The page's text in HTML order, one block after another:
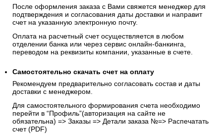
После оформления заказа с Вами свяжется менеджер для
подтверждения и согласования даты доставки и направит
счет на указанную электронную почту.
Оплата на расчетный счет осуществляется в любом
отделении банка или через сервис онлайн-банкинга,
переводом на реквизиты компании, указанные в счете.
Самостоятельно скачать счет на оплату
Рекомендуем предварительно согласовать состав и даты
доставки с менеджером.
Для самостоятельного формирования счета необходимо
перейти в “Профиль”(авторизация на сайте не
обязательна) => Заказы => Детали заказа №=> Распечатать
счет (PDF)